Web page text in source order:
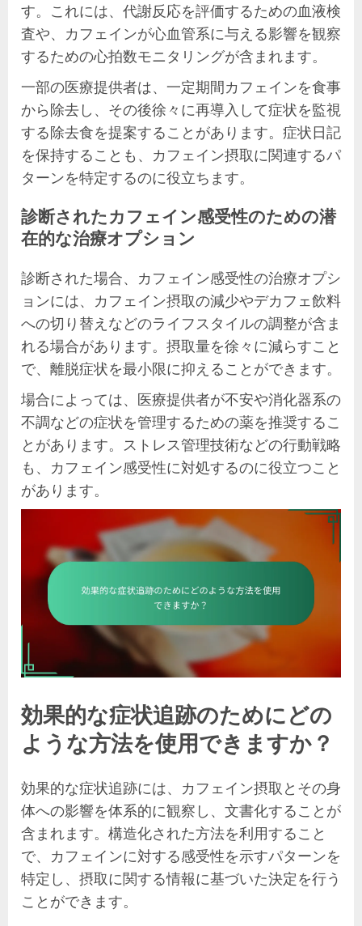
す。これには、代謝反応を評価するための血液検
査や、カフェインが心血管系に与える影響を観察
するための心拍数モニタリングが含まれます。
一部の医療提供者は、一定期間カフェインを食事
から除去し、その後徐々に再導入して症状を監視
する除去食を提案することがあります。症状日記
を保持することも、カフェイン摂取に関連するパ
ターンを特定するのに役立ちます。
診断されたカフェイン感受性のための潜
在的な治療オプション
診断された場合、カフェイン感受性の治療オプシ
ョンには、カフェイン摂取の減少やデカフェ飲料
への切り替えなどのライフスタイルの調整が含ま
れる場合があります。摂取量を徐々に減らすこと
で、離脱症状を最小限に抑えることができます。
場合によっては、医療提供者が不安や消化器系の
不調などの症状を管理するための薬を推奨するこ
とがあります。ストレス管理技術などの行動戦略
も、カフェイン感受性に対処するのに役立つこと
があります。
効果的な症状追跡のためにどの
ような方法を使用できますか？
効果的な症状追跡には、カフェイン摂取とその身
体への影響を体系的に観察し、文書化することが
含まれます。構造化された方法を利用すること
で、カフェインに対する感受性を示すパターンを
特定し、摂取に関する情報に基づいた決定を行う
ことができます。